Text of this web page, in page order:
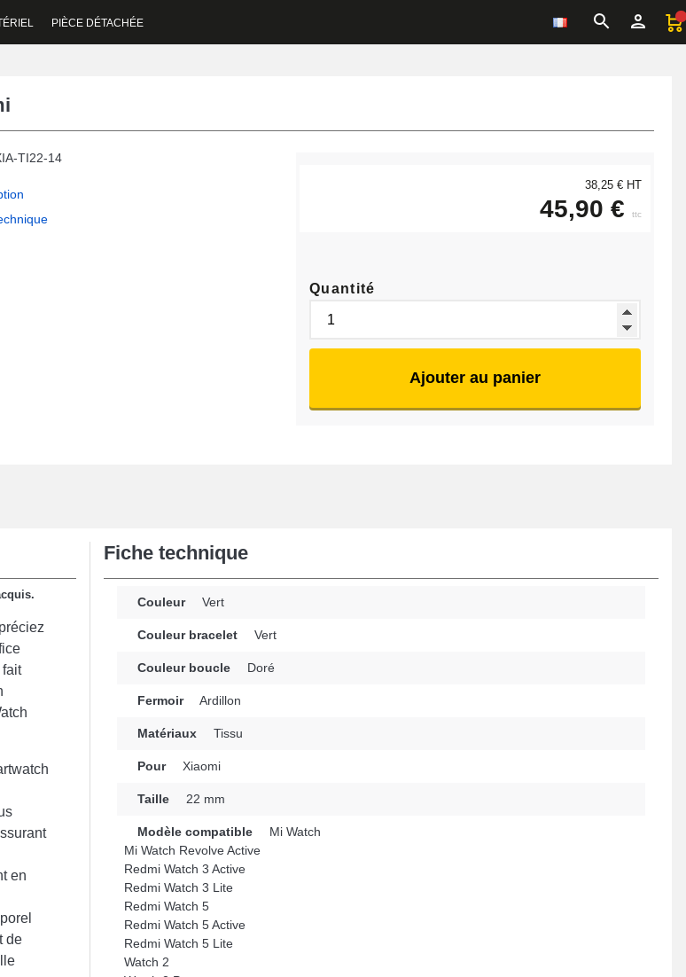
PIÈCE DÉTACHÉE
TI22-14
38,25 € HT
45,90 € ttc
Quantité
Ajouter au panier
en
de
Fiche technique
Couleur Vert
Couleur bracelet Vert
Couleur boucle Doré
Fermoir Ardillon
Matériaux Tissu
Pour Xiaomi
Taille 22 mm
Modèle compatible
Mi Watch
Mi Watch Revolve Active
Redmi Watch 3 Active
Redmi Watch 3 Lite
Redmi Watch 5
Redmi Watch 5 Active
Redmi Watch 5 Lite
Watch 2